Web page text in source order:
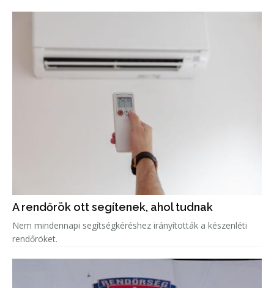
A rendőrök ott segítenek, ahol tudnak
Nem mindennapi segítségkéréshez irányították a készenléti
rendőröket.